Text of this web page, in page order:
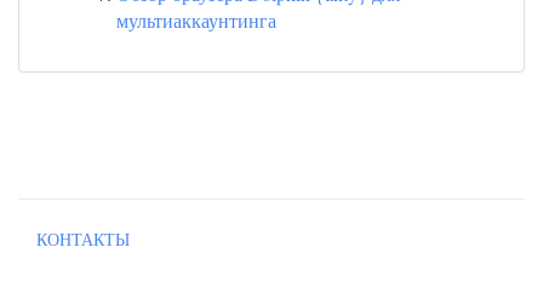
мультиаккаунтинга
КОНТАКТЫ